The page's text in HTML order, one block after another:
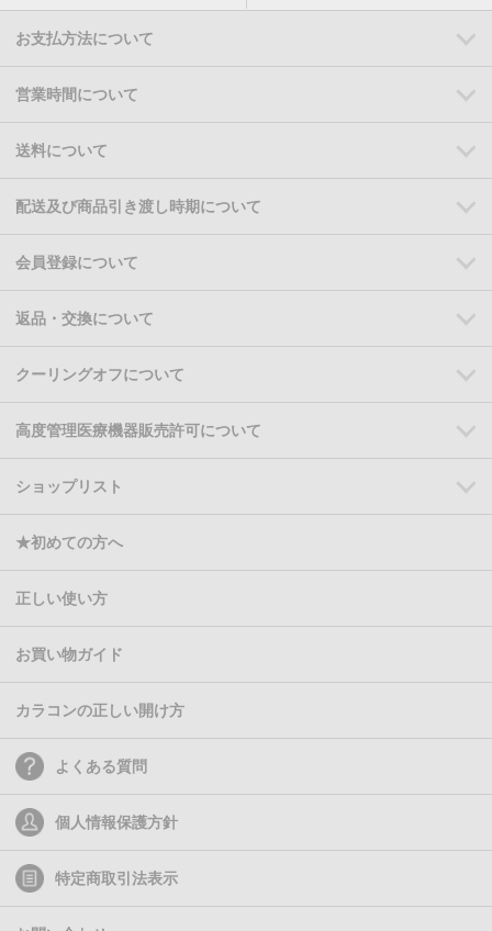
お支払方法について
営業時間について
送料について
配送及び商品引き渡し時期について
会員登録について
返品・交換について
クーリングオフについて
高度管理医療機器販売許可について
ショップリスト
★初めての方へ
正しい使い方
お買い物ガイド
カラコンの正しい開け方
よくある質問
個人情報保護方針
特定商取引法表示